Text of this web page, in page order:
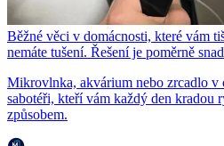
Běžné věci v domácnosti, které vám
nemáte tušení. Řešení je poměrně
Mikrovlnka, akvárium nebo zrcadlo v
sabotéři, kteří vám každý den kradou
způsobem.